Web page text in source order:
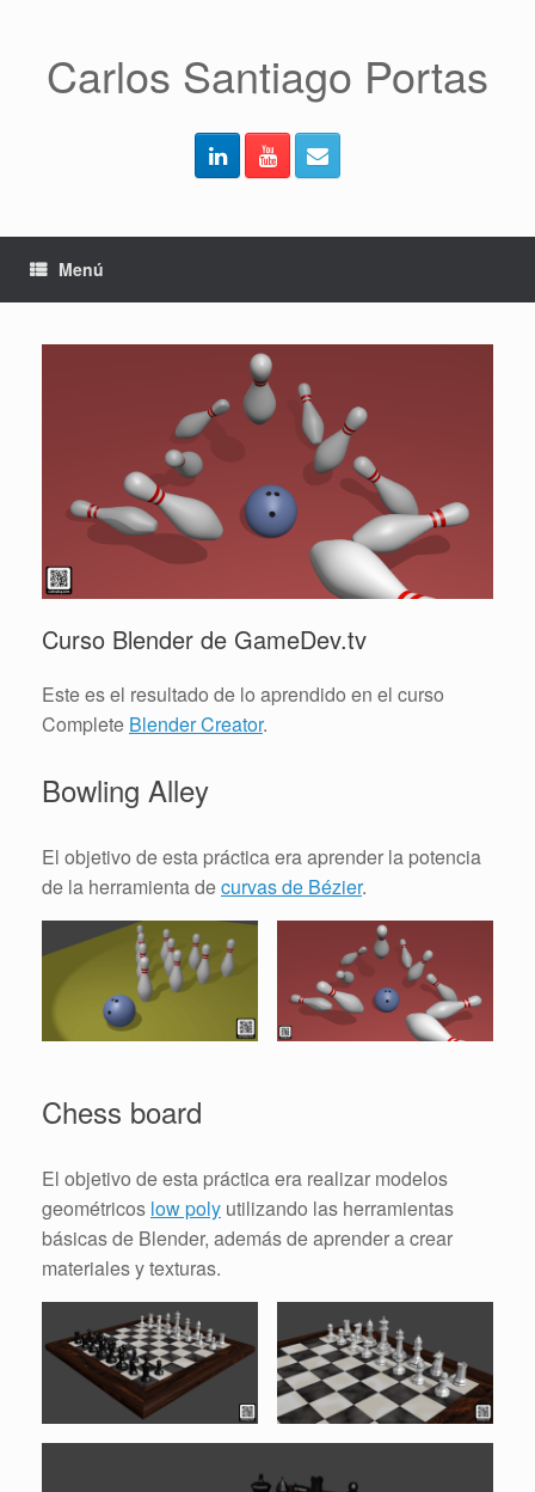
Carlos Santiago Portas
Menú
Curso Blender de GameDev.tv
Este es el resultado de lo aprendido en el curso
Complete Blender Creator.
Bowling Alley
El objetivo de esta práctica era aprender la potencia
de la herramienta decurvas de Bézier.
Chess board
El objetivo de esta práctica era realizar modelos
geométricos low poly utilizando las herramientas
básicas de Blender, además de aprender a crear
materiales y texturas.